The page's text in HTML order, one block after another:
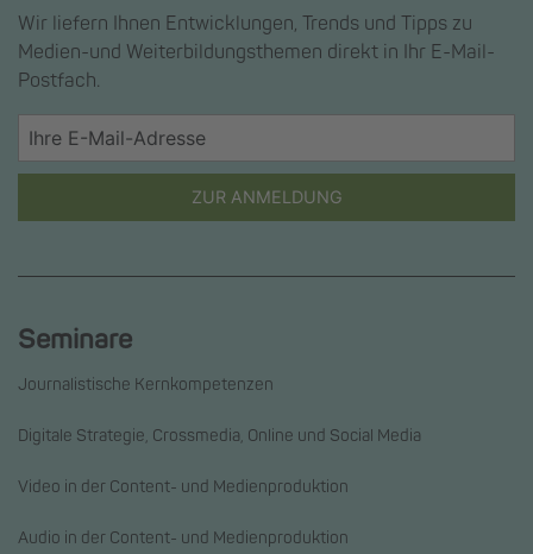
Wir liefern Ihnen Entwicklungen, Trends und Tipps zu
Medien-und Weiterbildungsthemen direkt in Ihr E-Mail-
Postfach.
ZUR ANMELDUNG
Seminare
Journalistische Kernkompetenzen
Digitale Strategie, Crossmedia, Online und Social Media
Video in der Content- und Medienproduktion
Audio in der Content- und Medienproduktion